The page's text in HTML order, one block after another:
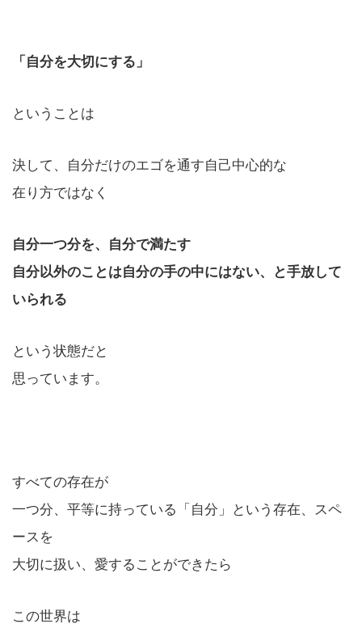
「自分を大切にする」
ということは
決して、自分だけのエゴを通す自己中心的な
在り方ではなく
自分一つ分を、自分で満たす
自分以外のことは自分の手の中にはない、と手放して
いられる
という状態だと
思っています。
すべての存在が
一つ分、平等に持っている「自分」という存在、スペ
ースを
大切に扱い、愛することができたら
この世界は